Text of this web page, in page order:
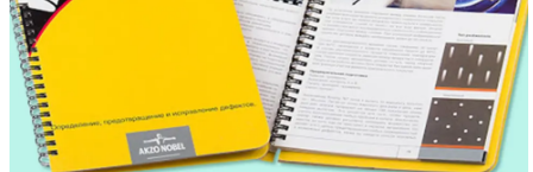
Вакансии
О компании
Написать директору
Арендодателям